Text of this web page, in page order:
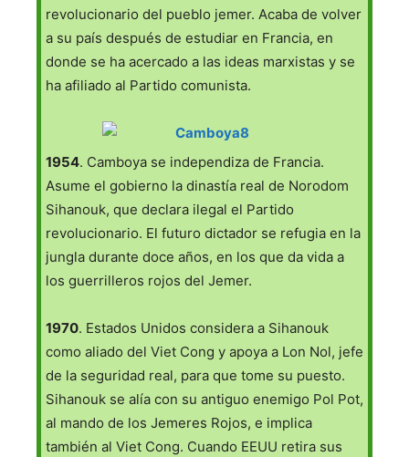
revolucionario del pueblo jemer. Acaba de volver
a su país después de estudiar en Francia, en
donde se ha acercado a las ideas marxistas y se
ha afiliado al Partido comunista.
1954. Camboya se independiza de Francia.
Asume el gobierno la dinastía real de Norodom
Sihanouk, que declara ilegal el Partido
revolucionario. El futuro dictador se refugia en la
jungla durante doce años, en los que da vida a
los guerrilleros rojos del Jemer.
1970. Estados Unidos considera a Sihanouk
como aliado del Viet Cong y apoya a Lon Nol, jefe
de la seguridad real, para que tome su puesto.
Sihanouk se alía con su antiguo enemigo Pol Pot,
al mando de los Jemeres Rojos, e implica
también al Viet Cong. Cuando EEUU retira sus